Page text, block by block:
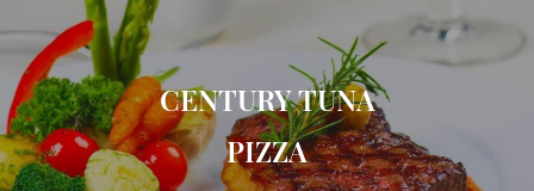
CENTURY TUNA
PIZZA